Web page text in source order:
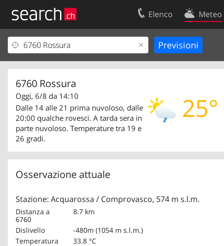
Elenco Meteo
6760 Rossura
25°
Oggi, 6/8 da 14:10
Dalle 14 alle 21 prima nuvoloso, dalle
20:00 qualche rovesci. A tarda sera in
parte nuvoloso. Temperature tra 19 e
26 gradi.
Osservazione attuale
Stazione: Acquarossa / Comprovasco, 574 m s.l.m.
Distanza a
6760
8.7 km
Dislivello
-480m (1054 m s.l.m.)
Temperatura
33.8 °C
Il vostro profolio
Area clienti
Contatti
Condizioni d’uso